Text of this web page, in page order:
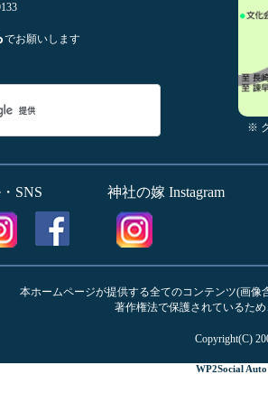
でお願いします
※
SNS 神社の嫁 Instagram
本ホームページが提供する全てのコンテンツ(画
著作権法で保護されているた
Copyright(C)
WP2Social